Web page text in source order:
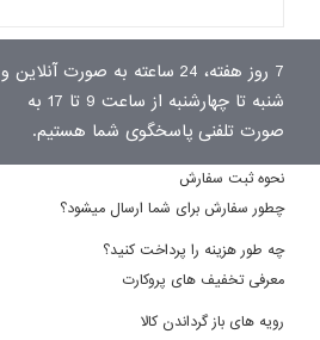
7 روز هفته، 24 ساعته به صورت آنلاین و
شنبه تا چهارشنبه از ساعت 9 تا 17 به
صورت تلفنی پاسخگوی شما هستیم.
نحوه ثبت سفارش
چطور سفارش برای شما ارسال میشود؟
چه طور هزینه را پرداخت کنید؟
معرفی تخفیف های پروکارت
رویه های باز گرداندن کالا